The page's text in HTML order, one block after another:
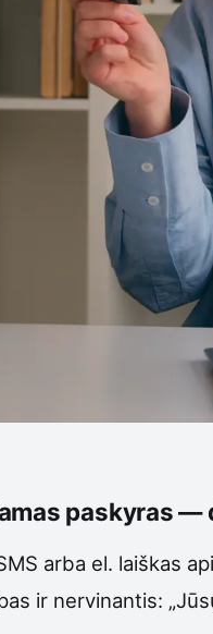
paskyras —
arba el. laiškas
ir nervinantis: